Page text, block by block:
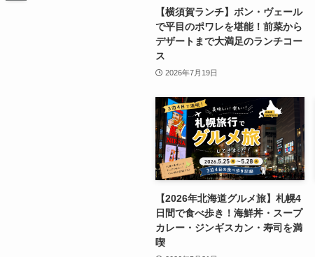
【横須賀ランチ】ボン・ヴェール
で平目のポワレを堪能！前菜から
デザートまで大満足のランチコー
ス
2026年7月19日
【2026年北海道グルメ旅】札幌4
日間で食べ歩き！海鮮丼・スープ
カレー・ジンギスカン・寿司を満
喫